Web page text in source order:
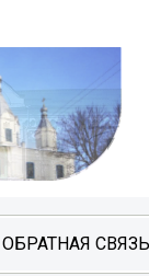
ОБРАТНАЯ СВЯЗЬ